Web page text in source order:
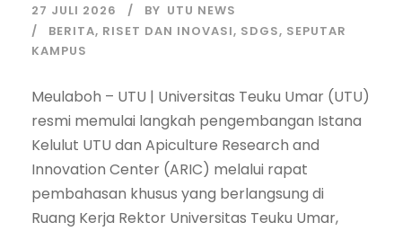
27 JULI 2026 BY UTU NEWS
BERITA, RISET DAN INOVASI, SDGS, SEPUTAR
KAMPUS
Meulaboh – UTU | Universitas Teuku Umar (UTU)
resmi memulai langkah pengembangan Istana
Kelulut UTU dan Apiculture Research and
Innovation Center (ARIC) melalui rapat
pembahasan khusus yang berlangsung di
Ruang Kerja Rektor Universitas Teuku Umar,